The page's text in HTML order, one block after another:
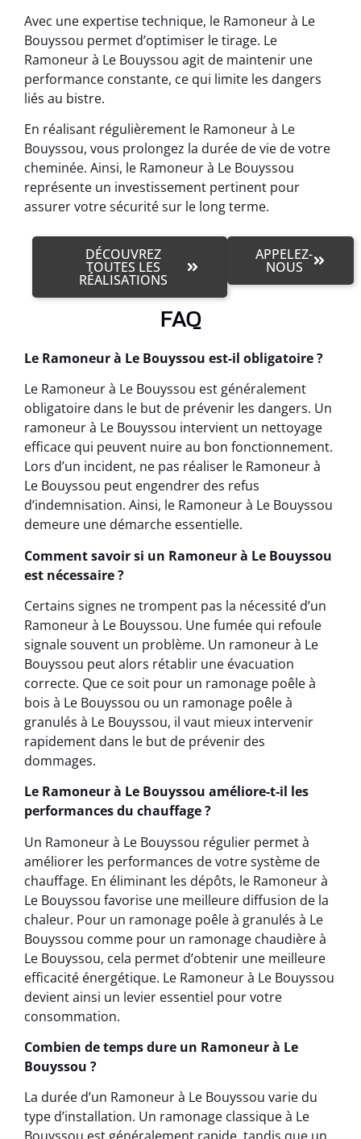
Avec une expertise technique, le Ramoneur à Le
Bouyssou permet d’optimiser le tirage. Le
Ramoneur à Le Bouyssou agit de maintenir une
performance constante, ce qui limite les dangers
liés au bistre.
En réalisant régulièrement le Ramoneur à Le
Bouyssou, vous prolongez la durée de vie de votre
cheminée. Ainsi, le Ramoneur à Le Bouyssou
représente un investissement pertinent pour
assurer votre sécurité sur le long terme.
DÉCOUVREZ
TOUTES LES
RÉALISATIONS
APPELEZ-
NOUS
FAQ
Le Ramoneur à Le Bouyssou est-il obligatoire ?
Le Ramoneur à Le Bouyssou est généralement
obligatoire dans le but de prévenir les dangers. Un
ramoneur à Le Bouyssou intervient un nettoyage
efficace qui peuvent nuire au bon fonctionnement.
Lors d’un incident, ne pas réaliser le Ramoneur à
Le Bouyssou peut engendrer des refus
d’indemnisation. Ainsi, le Ramoneur à Le Bouyssou
demeure une démarche essentielle.
Comment savoir si un Ramoneur à Le Bouyssou
est nécessaire ?
Certains signes ne trompent pas la nécessité d’un
Ramoneur à Le Bouyssou. Une fumée qui refoule
signale souvent un problème. Un ramoneur à Le
Bouyssou peut alors rétablir une évacuation
correcte. Que ce soit pour un ramonage poêle à
bois à Le Bouyssou ou un ramonage poêle à
granulés à Le Bouyssou, il vaut mieux intervenir
rapidement dans le but de prévenir des
dommages.
Le Ramoneur à Le Bouyssou améliore-t-il les
performances du chauffage ?
Un Ramoneur à Le Bouyssou régulier permet à
améliorer les performances de votre système de
chauffage. En éliminant les dépôts, le Ramoneur à
Le Bouyssou favorise une meilleure diffusion de la
chaleur. Pour un ramonage poêle à granulés à Le
Bouyssou comme pour un ramonage chaudière à
Le Bouyssou, cela permet d’obtenir une meilleure
efficacité énergétique. Le Ramoneur à Le Bouyssou
devient ainsi un levier essentiel pour votre
consommation.
Combien de temps dure un Ramoneur à Le
Bouyssou ?
La durée d’un Ramoneur à Le Bouyssou varie du
type d’installation. Un ramonage classique à Le